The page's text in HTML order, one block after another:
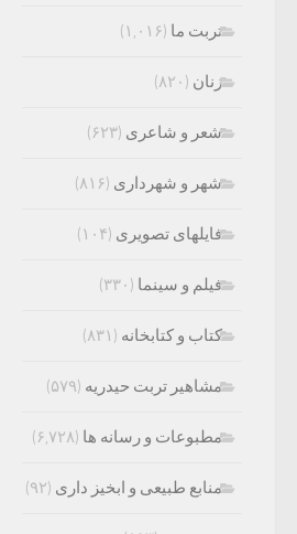
تربت ما (۱,۰۱۶)
زنان (۸۲۰)
شعر و شاعری (۶۲۳)
شهر و شهرداری (۸۱۶)
فایلهای تصویری (۱۰۴)
فیلم و سینما (۳۳۰)
کتاب و کتابخانه (۸۳۱)
مشاهیر تربت حیدریه (۵۷۹)
مطبوعات و رسانه ها (۶,۷۲۸)
منابع طبیعی و ابخیز داری (۹۲)